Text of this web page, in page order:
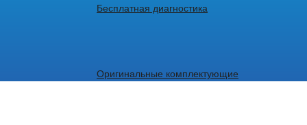
Бесплатная диагностика
Оригинальные комплектующие